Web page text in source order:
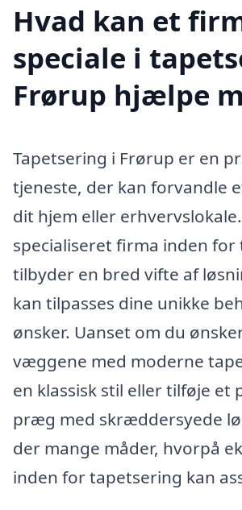
Hvad kan et
speciale i
Frørup hjælpe
Tapetsering i Frørup er en
tjeneste, der kan forvandle
dit hjem eller
specialiseret firma inden for
tilbyder en bred vifte af
kan tilpasses dine unikke
ønsker. Uanset om du
væggene med moderne
en klassisk stil eller tilføje et
præg med skræddersyede
der mange måder, hvorpå
inden for tapetsering kan